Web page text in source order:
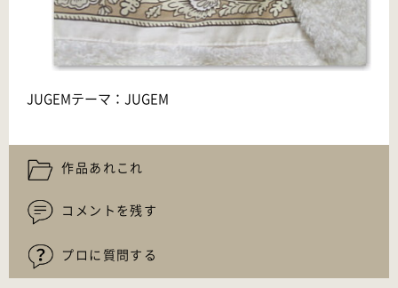
JUGEMテーマ： JUGEM
作品あれこれ
コメントを残す
プロに質問する